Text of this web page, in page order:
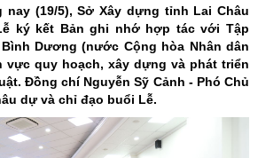
nay (19/5), Sở Xây dựng tỉnh Lai Châu
ký kết Bản ghi nhớ hợp tác với Tập
Dương (nước Cộng hòa Nhân dân
vực quy hoạch, xây dựng và phát triển
Đồng chí Nguyễn Sỹ Cảnh - Phó Chủ
dự và chỉ đạo buổi Lễ.